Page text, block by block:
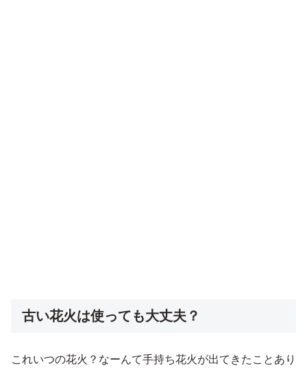
古い花火は使っても大丈夫？
これいつの花火？なーんて手持ち花火が出てきたことあり